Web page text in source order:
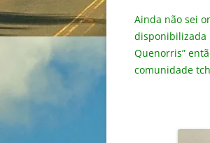
Ainda não sei
disponibilizada
Quenorris”
comunidade